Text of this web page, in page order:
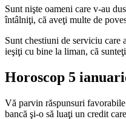
Sunt nişte oameni care v-au
întâlniţi, că aveţi multe de
Sunt chestiuni de serviciu care
ieşiţi cu bine la liman, că
Horoscop 5
Vă parvin răspunsuri
bancă şi-o să luaţi un credit